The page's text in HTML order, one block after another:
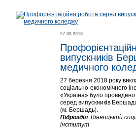
27.03.2018
випускників
медичного
27 березня 2018 року
соціально-економічного
«Україна» було
серед випускників
(м. Бершадь).
Підрозділ:Вінницький
інститут